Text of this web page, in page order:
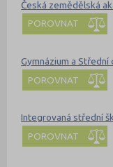
Česká zemědělská
POROVNAT
Gymnázium a Střední
POROVNAT
Integrovaná střední
POROVNAT